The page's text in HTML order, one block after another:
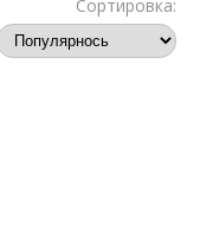
Сортировка: